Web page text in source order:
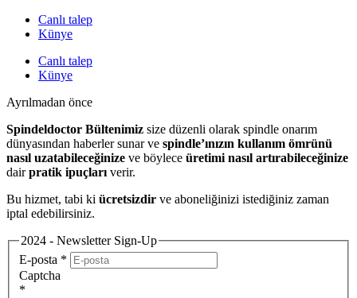
Canlı talep
Künye
Canlı talep
Künye
Ayrılmadan önce
Spindeldoctor Bültenimiz size düzenli olarak spindle onarım
dünyasından haberler sunar ve spindle’ınızın kullanım ömrünü
nasıl uzatabileceğinize ve böylece üretimi nasıl artırabileceğinize
dairpratik ipuçları verir.
Bu hizmet, tabi ki ücretsizdir ve aboneliğinizi istediğiniz zaman
iptal edebilirsiniz.
2024 - Newsletter Sign-Up
E-posta *
Captcha
*